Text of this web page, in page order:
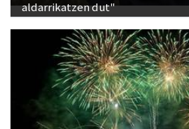
aldarrikatzen dut"